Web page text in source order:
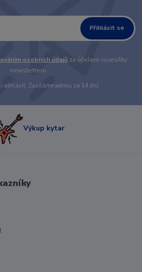
Přihlásit se
osobních údajů za účelem rozesílky
newsletteru.
odhlásit. Zasíláme jednou za 14 dní.
Výkup kytar